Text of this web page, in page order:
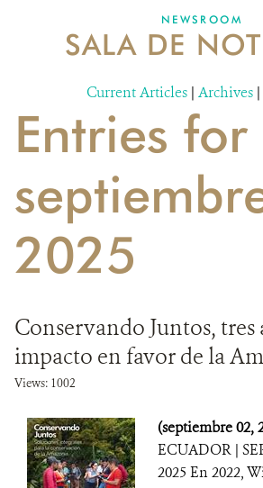
MECANISMO DE ATENCIÓN DE
DONA
NEWSROOM
SALA DE
Current Articles | Archives |
Entries for
2025
Conservando Juntos, tres
impacto en favor de la
Views: 1002
(septiembre 02,
ECUADOR |
2025 En 2022,